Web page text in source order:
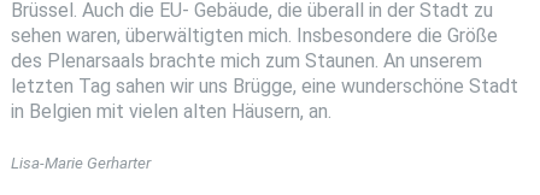
Brüssel. Auch die EU- Gebäude, die überall in der Stadt zu
sehen waren, überwältigten mich. Insbesondere die Größe
des Plenarsaals brachte mich zum Staunen. An unserem
letzten Tag sahen wir uns Brügge, eine wunderschöne Stadt
in Belgien mit vielen alten Häusern, an.
Lisa-Marie Gerharter